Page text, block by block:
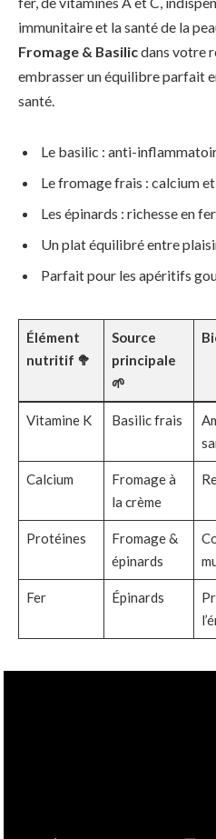
immunitaire et la santé de la
Fromage & Basilicdans votre
embrasser un équilibre parfait
santé.
Le basilic : anti-
Le fromage frais : calcium
Les épinards : richesse en
Un plat équilibré entre
Parfait pour les apéritifs
Élément
nutritif 🥦
Source
principale
🌱
Vitamine K Basilic frais
Calcium
Fromage à
la crème
Protéines
Fromage &
épinards
Fer Épinards